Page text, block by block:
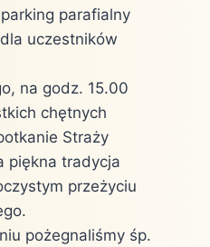
parafialny
uczestników
na godz. 15.00
chętnych
Straży
piękna tradycja
przeżyciu
pożegnaliśmy śp.